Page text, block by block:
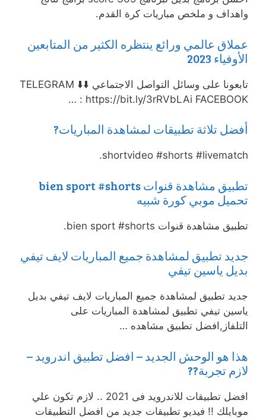
واهداف و ملخص مباريات كرة القدم.
عملاق عالمي ورائع ينتظره الكثير من المتابعين
الأوفياء 2023
تابعونا على وسائل التواصل الاجتماعي ⬇️⬇️ TELEGRAM
: https://bit.ly/3rRVbLAi FACEBOOK …
أفضل تلاثة تطبيقات لمشاهدة المباريات?
shortvideo #shorts #livematch.
تطبيق مشاهدة قنوات bien sport #shorts
تحميل موبي كورة شبيه
تطبيق مشاهدة قنوات bien sport #shorts.
جديد تطبيق لمشاهدة جميع المباريات لايف تيفي
بديل ياسين تيفي
جديد تطبيق لمشاهدة جميع المباريات لايف تيفي بديل
ياسين تيفي ‏تطبيق لمشاهدة المباريات على
التلفاز,افضل تطبيق مشاهده …
هذا هو الوحش الجديد – افضل تطبيق اندرويد –
لازم تجربة??
افضل تطبيقات للاندرويد فى 2021 .. لازم تكون علي
موبايلك !! فيديو تطبيقات جديد من افضل التطبيقات